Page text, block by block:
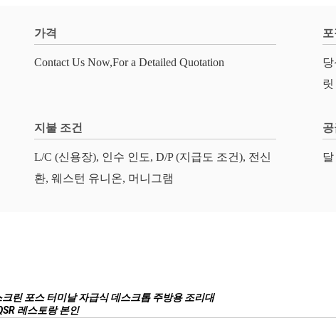
가격
Contact Us Now,For a Detailed Quotation
지불 조건
L/C (신용장), 인수 인도, D/P (지급도 조건), 전신
환, 웨스턴 유니온, 머니그램
공
달
린 포스 터미날 자급식 데스크톱 주방용 조리대
레스토랑 본인